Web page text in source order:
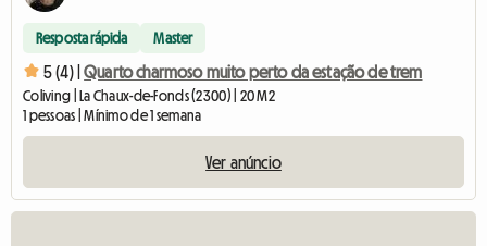
Resposta rápida Master
5 (4) | Quarto charmoso muito perto da estação de trem
Coliving | La Chaux-de-Fonds (2300) | 20 M2
1 pessoas | Mínimo de 1 semana
Ver anúncio